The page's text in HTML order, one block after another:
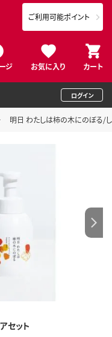
ジ お気に入り カート
ご利用可能ポイント
ログイン
明日 わたしは柿の木にのぼる/し
セット